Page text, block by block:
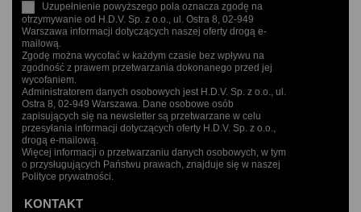
Uzupełnienie powyższego pola oznacza zgodę na
otrzymywanie od H.D.V. Sp. z o.o., ul. Ostra 8, 02-949
Warszawa informacji dotyczących naszej oferty drogą e-
mailową.
Zgodę można wycofać w każdym czasie bez wpływu na
zgodność z prawem przetwarzania dokonanego przed jej
wycofaniem.
Administratorem danych osobowych jest H.D.V. Sp. z o.o., ul.
Ostra 8, 02-949 Warszawa. Dane osobowe osób
zapisujących się na newsletter są przetwarzane w celu
przesyłania informacji dotyczących oferty H.D.V. Sp. z o.o.,
drogą e-mailową.
Więcej informacji o przetwarzaniu danych osobowych, w tym
o przysługujących Państwu prawach, znajduje się w naszej
Polityce prywatności.
KONTAKT